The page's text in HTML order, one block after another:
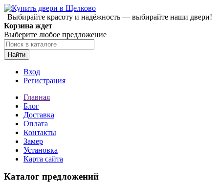
Выбирайте красоту и надёжность — выбирайте наши двери!
Корзина ждет
Выберите любое предложение
Найти
Вход
Регистрация
Главная
Блог
Доставка
Оплата
Контакты
Замер
Установка
Карта сайта
Каталог предложений